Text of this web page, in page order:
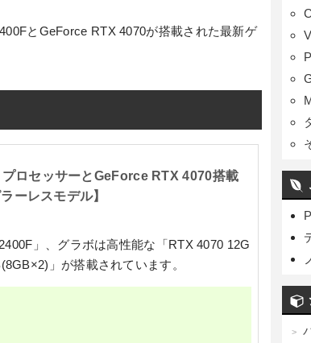
とGeForce RTX 4070が搭載された最新ゲ
ロセッサーとGeForce RTX 4070搭載
ーレスモデル】
」 、グラボは高性能な 「RTX 4070 12G
」 が搭載されています。